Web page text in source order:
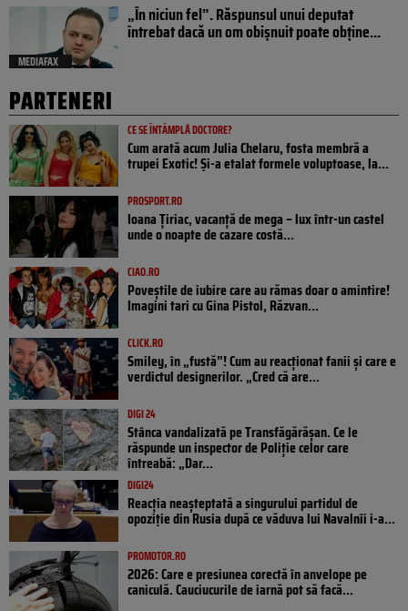
MEDIAFAX
„În niciun fel”. Răspunsul unui deputat
întrebat dacă un om obișnuit poate obține...
PARTENERI
CE SE ÎNTÂMPLĂ DOCTORE?
Cum arată acum Julia Chelaru, fosta membră a
trupei Exotic! Și-a etalat formele voluptoase, la...
PROSPORT.RO
Ioana Țiriac, vacanță de mega – lux într-un castel
unde o noapte de cazare costă...
CIAO.RO
Poveştile de iubire care au rămas doar o amintire!
Imagini tari cu Gina Pistol, Răzvan...
CLICK.RO
Smiley, în „fustă”! Cum au reacționat fanii și care e
verdictul designerilor. „Cred că are...
DIGI 24
Stânca vandalizată pe Transfăgărășan. Ce le
răspunde un inspector de Poliție celor care
întreabă: „Dar...
DIGI24
Reacția neașteptată a singurului partidul de
opoziţie din Rusia după ce văduva lui Navalnîi i-a...
PROMOTOR.RO
2026: Care e presiunea corectă în anvelope pe
caniculă. Cauciucurile de iarnă pot să facă...